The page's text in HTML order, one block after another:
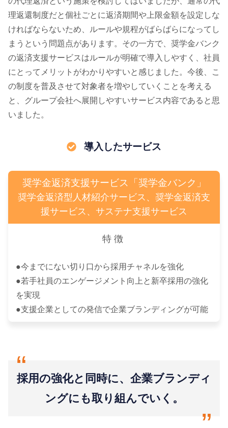
理返還制度だと個社ごとに返済期間や上限金額を設定しな
ければならないため、ルールや規程がばらばらになってし
まうという問題点があります。その一方で、奨学金バンク
の返済支援サービスはルールが明確で導入しやすく、社員
にとってメリットがわかりやすいと感じました。今後、こ
の制度を普及させて対象者を増やしていくことを考える
と、グループ会社へ展開しやすいサービス内容であると思
いました。
導入したサービス
奨学金返済支援サービス「奨学金バンク」
奨学金返済型人材紹介サービス、奨学金返済支
援サービス、サステナ支援サービス
特徴
●今までにない切り口から採用チャネルを強化
●若手社員のエンゲージメント向上と新卒採用の強化
を実現
●支援企業としての発信で企業ブランディングが可能
“
採用の強化と同時に、企業ブランディ
ングにも取り組んでいく。
“